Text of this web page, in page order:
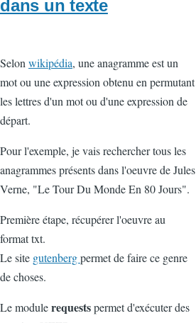
dans un texte
Selon wikipédia, une anagramme est un
mot ou une expression obtenu en permutant
les lettres d'un mot ou d'une expression de
départ.
Pour l'exemple, je vais rechercher tous les
anagrammes présents dans l'oeuvre de Jules
Verne, "Le Tour Du Monde En 80 Jours".
Première étape, récupérer l'oeuvre au
format txt.
Le site gutenbergpermet de faire ce genre
de choses.
Le modulerequestspermet d'exécuter des